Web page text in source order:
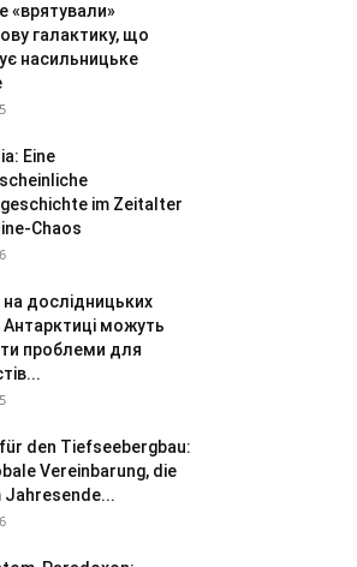
«врятували»
галактику, що
насильницьке
Eine
im Zeitalter
Chaos
дослідницьких
Антарктиці можуть
проблеми для
den Tiefseebergbau:
Vereinbarung, die
Jahresende...